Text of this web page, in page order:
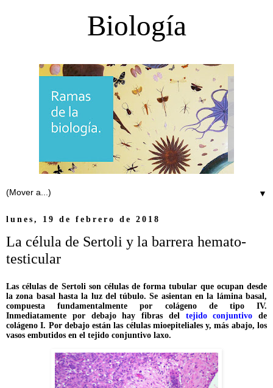
Biología
▼
lunes, 19 de febrero de 2018
La célula de Sertoli y la barrera hemato-
testicular
Las células de Sertoli son células de forma tubular que ocupan desde
la zona basal hasta la luz del túbulo. Se asientan en la lámina basal,
compuesta fundamentalmente por colágeno de tipo IV.
Inmediatamente por debajo hay fibras del tejido conjuntivo de
colágeno I. Por debajo están las células mioepiteliales y, más abajo, los
vasos embutidos en el tejido conjuntivo laxo.